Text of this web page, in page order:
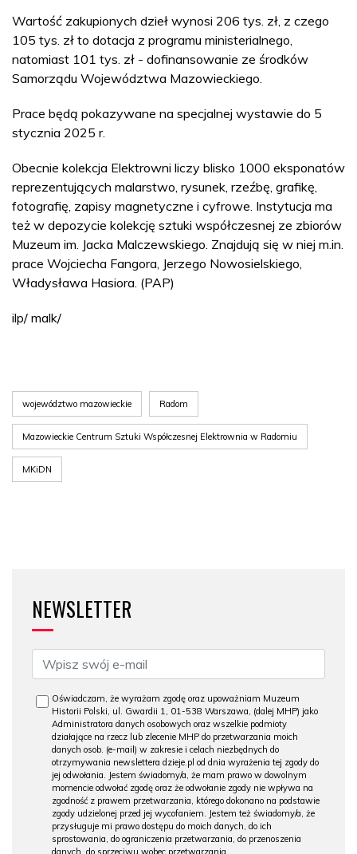
Wartość zakupionych dzieł wynosi 206 tys. zł, z czego
105 tys. zł to dotacja z programu ministerialnego,
natomiast 101 tys. zł - dofinansowanie ze środków
Samorządu Województwa Mazowieckiego.
Prace będą pokazywane na specjalnej wystawie do 5
stycznia 2025 r.
Obecnie kolekcja Elektrowni liczy blisko 1000 eksponatów
reprezentujących malarstwo, rysunek, rzeźbę, grafikę,
fotografię, zapisy magnetyczne i cyfrowe. Instytucja ma
też w depozycie kolekcję sztuki współczesnej ze zbiorów
Muzeum im. Jacka Malczewskiego. Znajdują się w niej m.in.
prace Wojciecha Fangora, Jerzego Nowosielskiego,
Władysława Hasiora. (PAP)
ilp/ malk/
województwo mazowieckie Radom
Mazowieckie Centrum Sztuki Współczesnej Elektrownia w Radomiu
MKiDN
NEWSLETTER
Oświadczam, że wyrażam zgodę oraz upoważniam Muzeum
Historii Polski, ul. Gwardii 1, 01-538 Warszawa, (dalej MHP) jako
Administratora danych osobowych oraz wszelkie podmioty
działające na rzecz lub zlecenie MHP do przetwarzania moich
danych osob. (e-mail) w zakresie i celach niezbędnych do
otrzymywania newslettera dzieje.pl od dnia wyrażenia tej zgody do
jej odwołania. Jestem świadomy/a, że mam prawo w dowolnym
momencie odwołać zgodę oraz że odwołanie zgody nie wpływa na
zgodność z prawem przetwarzania, którego dokonano na podstawie
zgody udzielonej przed jej wycofaniem. Jestem też świadomy/a, że
przysługuje mi prawo dostępu do moich danych, do ich
sprostowania, do ograniczenia przetwarzania, do przenoszenia
danych, do sprzeciwu wobec przetwarzania.